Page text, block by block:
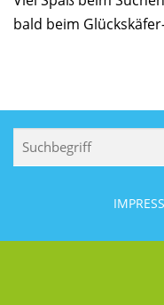
bald beim
Suchen